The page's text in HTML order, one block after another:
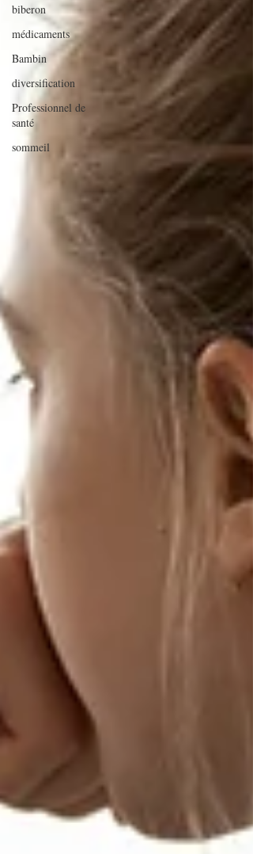
biberon
médicaments
Bambin
diversification
Professionnel de
santé
sommeil